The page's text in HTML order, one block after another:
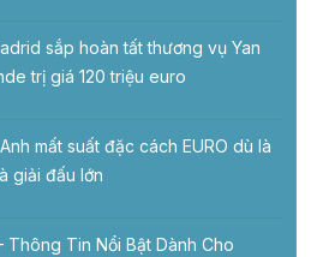
sắp hoàn tất thương vụ Yan
trị giá 120 triệu euro
mất suất đặc cách EURO dù là
giải đấu lớn
Thông Tin Nổi Bật Dành Cho